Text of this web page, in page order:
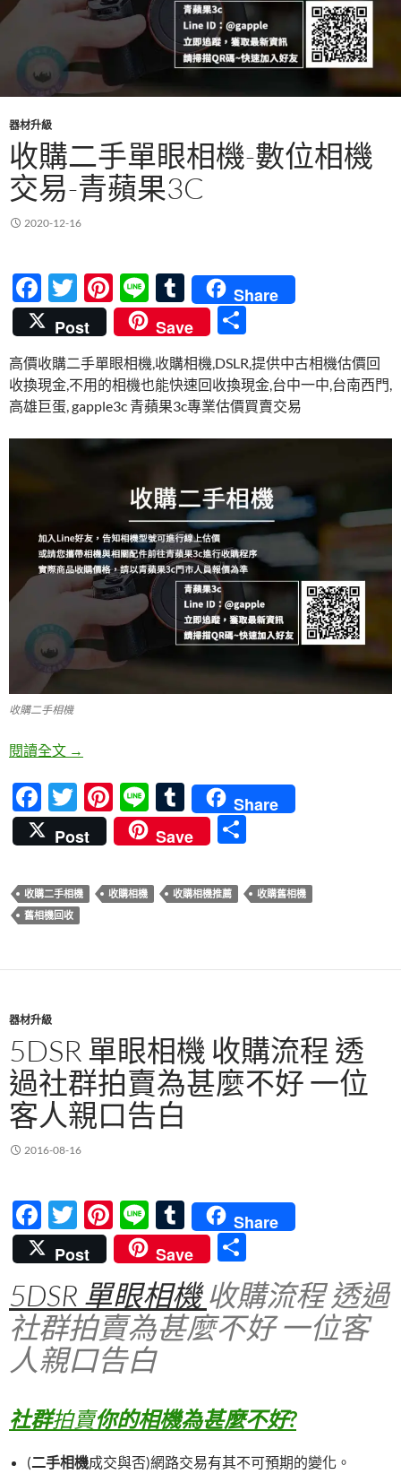
器材升級
收購二手單眼相機-數位相機
交易-青蘋果3C
2020-12-16
F
ac
e
b
o
o
T
w
itt
er
Pi
nt
er
es
t
Li
n
e
T
u
m
bl
r
Share
Post
Save
享
高價收購二手單眼相機,收購相機,DSLR,提供中古相機估價回
收換現金,不用的相機也能快速回收換現金,台中一中,台南西門,
高雄巨蛋, gapple3c 青蘋果3c專業估價買賣交易
收購二手相機
閱讀全文 收購二手單眼相機-數位相機交易-青蘋果3c
→
F
ac
e
b
o
k
T
w
itt
er
Pi
nt
er
es
t
Li
n
e
T
u
m
bl
r
Share
Post
Save
收購二手相機 收購相機 收購相機推薦
收購舊相機
舊相機回收
器材升級
5DSR 單眼相機 收購流程 透
過社群拍賣為甚麼不好 一位
客人親口告白
2016-08-16
F
ac
e
b
o
o
T
w
itt
er
Pi
nt
er
es
t
Li
n
e
T
u
m
bl
r
Share
Post
Save
享
5DSR 單眼相機收購流程 透過
社群拍賣為甚麼不好 一位客
人親口告白
社群拍賣你的相機為甚麼不好?
(二手相機成交與否)網路交易有其不可預期的變化。